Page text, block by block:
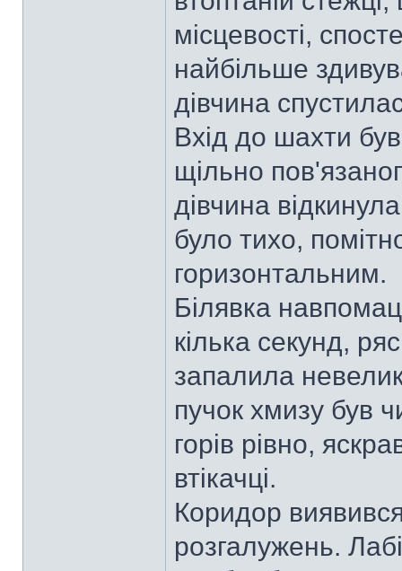
місцевості,
найбільше
дівчина
Вхід до шахти
щільно
дівчина
було тихо,
горизонтальним.
Білявка
кілька секунд,
запалила
пучок хмизу був
горів рівно,
втікачці.
Коридор
розгалужень.